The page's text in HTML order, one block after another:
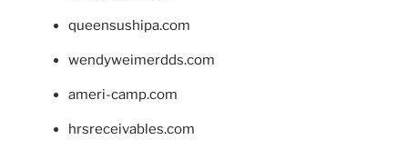
queensushipa.com
wendyweimerdds.com
ameri-camp.com
hrsreceivables.com